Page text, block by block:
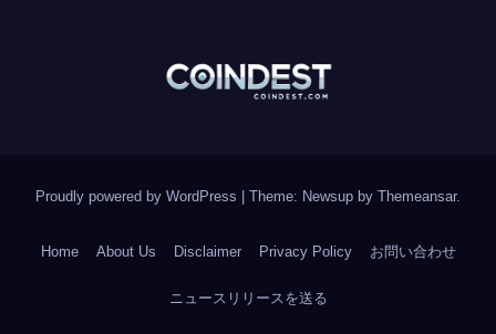
Proudly powered by WordPress | Theme: Newsup by Themeansar.
Home About Us Disclaimer Privacy Policy お問い合わせ
ニュースリリースを送る